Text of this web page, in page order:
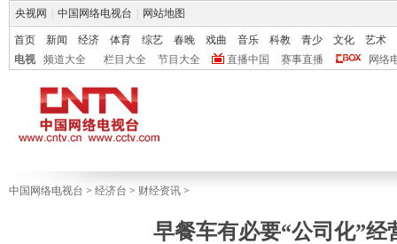
央视网 中国网络电视台 网站地图
首页 新闻 经济 体育 综艺 春晚 戏曲 音乐 科教 青少 文化
艺术
电视
频道大全 栏目大全 节目大全 直播中国 赛事直播 网络
中国网络电视台 > 经济台 > 财经资讯 >
早餐车有必要“公司化”经